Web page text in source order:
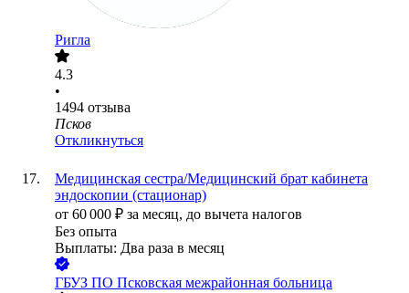
Ригла
4.3
•
1494 отзыва
Псков
Откликнуться
Медицинская сестра/Медицинский брат кабинета
эндоскопии (стационар)
от 60 000 ₽ за месяц, до вычета налогов
Без опыта
Выплаты: Два раза в месяц
ГБУЗ ПО Псковская межрайонная больница